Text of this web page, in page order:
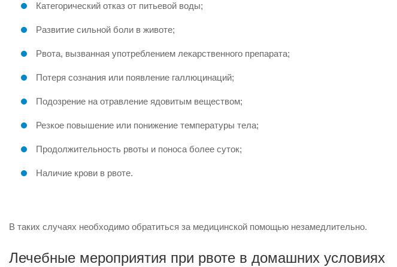
Категорический отказ от питьевой воды;
Развитие сильной боли в животе;
Рвота, вызванная употреблением лекарственного препарата;
Потеря сознания или появление галлюцинаций;
Подозрение на отравление ядовитым веществом;
Резкое повышение или понижение температуры тела;
Продолжительность рвоты и поноса более суток;
Наличие крови в рвоте.
В таких случаях необходимо обратиться за медицинской помощью незамедлительно.
Лечебные мероприятия при рвоте в домашних условиях